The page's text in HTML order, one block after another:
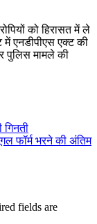
को हिरासत में ले
एनडीपीएस एक्ट की
पुलिस मामले की
फॉर्म भरने की अंतिम
fields are